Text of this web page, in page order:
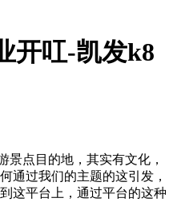
开叿-凯发k8
景点目的地，其实有文化，
通过我们的主题的这引发，
这平台上，通过平台的这种